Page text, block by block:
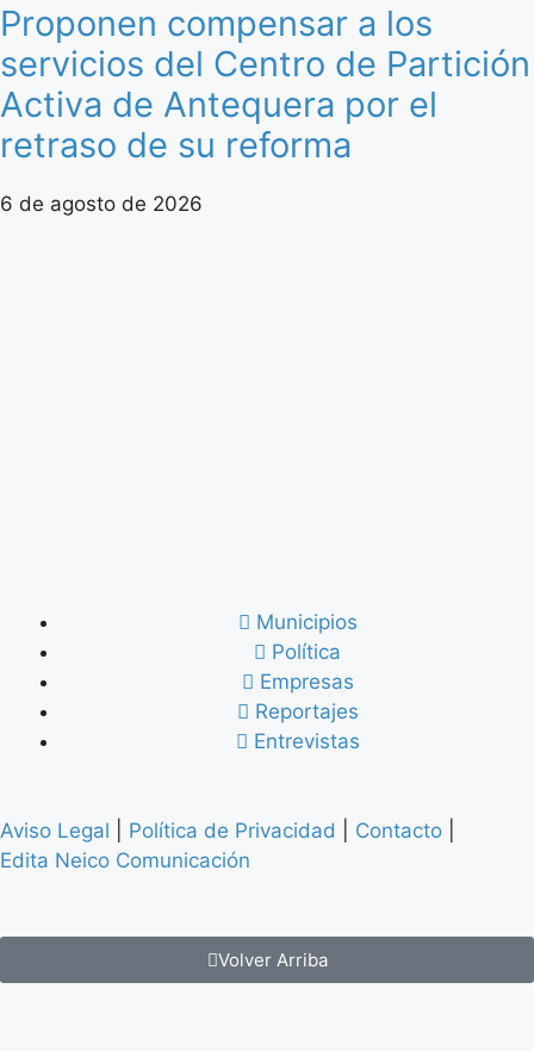
Proponen compensar a los
servicios del Centro de Partición
Activa de Antequera por el
retraso de su reforma
6 de agosto de 2026
Municipios
Política
Empresas
Reportajes
Entrevistas
Aviso Legal Política de Privacidad Contacto
Edita Neico Comunicación
Volver Arriba